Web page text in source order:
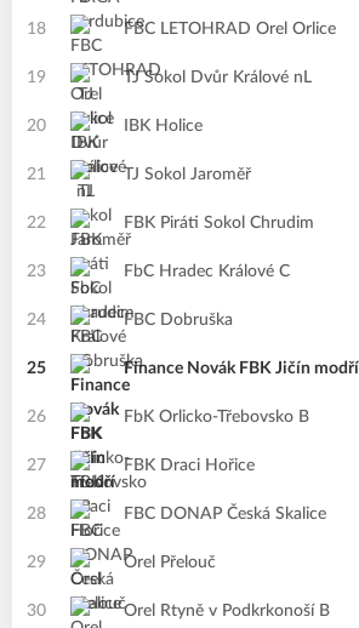
18 FBC LETOHRAD Orel Orlice
19 TJ Sokol Dvůr Králové nL
20 IBK Holice
21 TJ Sokol Jaroměř
22 FBK Piráti Sokol Chrudim
23 FbC Hradec Králové C
24 FBC Dobruška
25 Finance Novák FBK Jičín modří
26 FbK Orlicko-Třebovsko B
27 FBK Draci Hořice
28 FBC DONAP Česká Skalice
29 Orel Přelouč
30 Orel Rtyně v Podkrkonoší B